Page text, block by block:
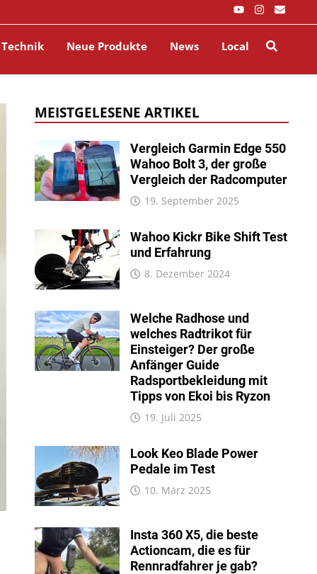
Neue Produkte News Local
MEISTGELESENE ARTIKEL
Vergleich Garmin Edge 550
Wahoo Bolt 3, der große
Vergleich der Radcomputer
19. September 2025
Wahoo Kickr Bike Shift Test
und Erfahrung
8. Dezember 2024
Welche Radhose und
welches Radtrikot für
Einsteiger? Der große
Anfänger Guide
Radsportbekleidung mit
Tipps von Ekoi bis Ryzon
19. Juli 2025
Look Keo Blade Power
Pedale im Test
10. März 2025
Insta 360 X5, die beste
Actioncam, die es für
Rennradfahrer je gab?